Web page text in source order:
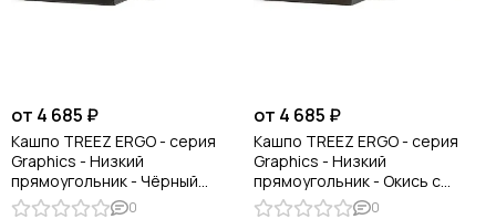
от 4 685 ₽
Кашпо TREEZ ERGO - серия
Graphics - Низкий
прямоугольник - Чёрный
графит
0
от 4 685 ₽
Кашпо TREEZ ERGO - серия
Graphics - Низкий
прямоугольник - Окись с
медной патиной0